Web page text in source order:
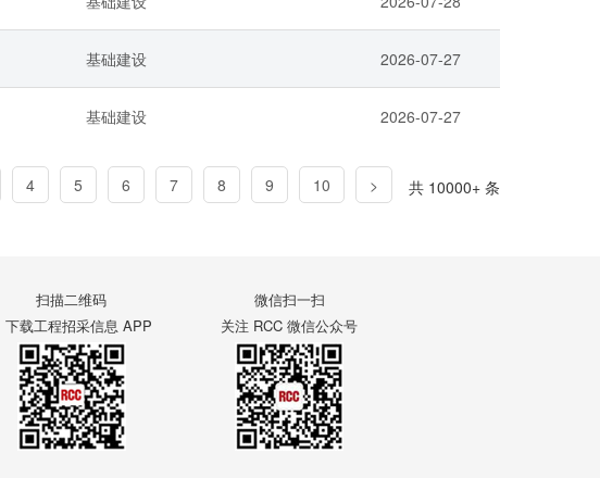
基础建设 2026-07-27
基础建设 2026-07-27
4 5 6 7 8 9 10 > 共 10000+ 条
扫描二维码
下载工程招采信息 APP
微信扫一扫
关注 RCC 微信公众号